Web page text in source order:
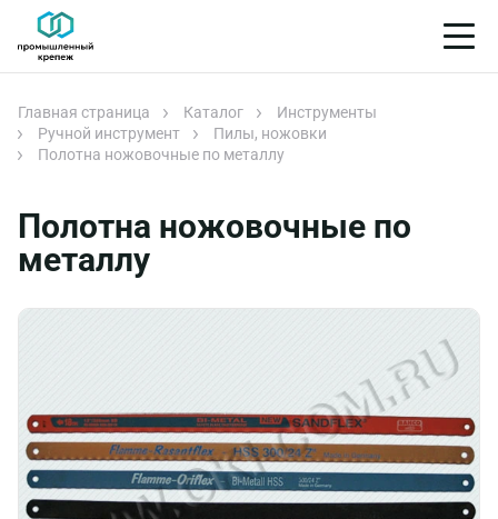
Главная страница Каталог
Инструменты
Ручной инструмент
Пилы, ножовки
Полотна ножовочные по металлу
Полотна ножовочные по
металлу